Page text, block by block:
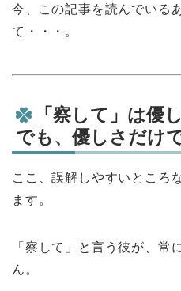
今、この記事を読んでいる
て・・・。
「察して」は優
でも、優しさだけ
ここ、誤解しやすいところ
ます。
「察して」と言う彼が、常
ん。